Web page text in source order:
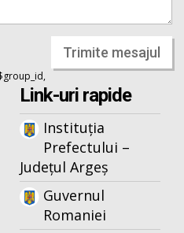
Trimite mesajul
Link-uri rapide
Instituția
Prefectului –
Județul Argeș
Guvernul
Romaniei